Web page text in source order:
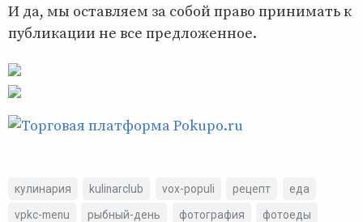
И да, мы оставляем за собой право принимать к
публикации не все предложенное.
кулинария kulinarclub vox-populi рецепт
еда
vpkc-menu
рыбный-день фотография
фотоеды